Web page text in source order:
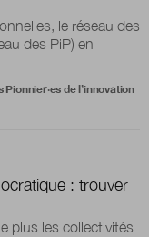
le réseau des
des PiP) en
de l’innovation
: trouver
plus les collectivités